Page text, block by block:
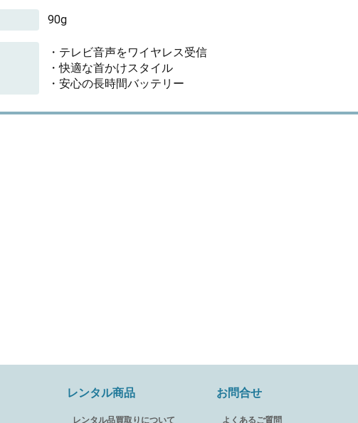
90g
・テレビ音声をワイヤレス受信
・快適な首かけスタイル
・安心の長時間バッテリー
レンタル商品
レンタル品買取りについて
お問合せ
よくあるご質問